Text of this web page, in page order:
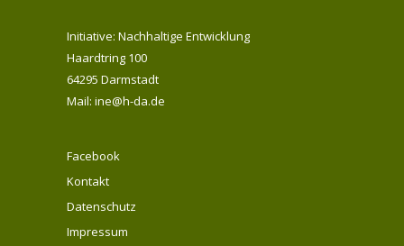
Initiative: Nachhaltige Entwicklung
Haardtring 100
64295 Darmstadt
Mail: ine@h-da.de
Facebook
Kontakt
Datenschutz
Impressum